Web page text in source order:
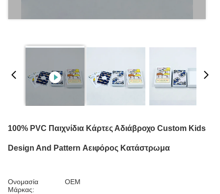
100% PVC Παιχνίδια Κάρτες Αδιάβροχο Custom Kids
Design And Pattern Αειφόρος Κατάστρωμα
Ονομασία
Μάρκας:
OEM